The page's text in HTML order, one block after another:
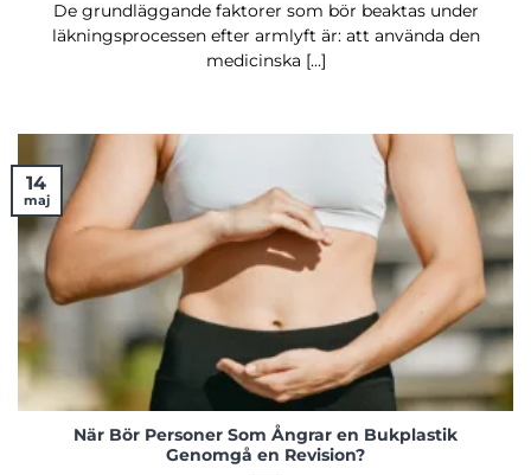
De grundläggande faktorer som bör beaktas under
läkningsprocessen efter armlyft är: att använda den
medicinska [...]
När Bör Personer Som Ångrar en Bukplastik
Genomgå en Revision?
14
maj